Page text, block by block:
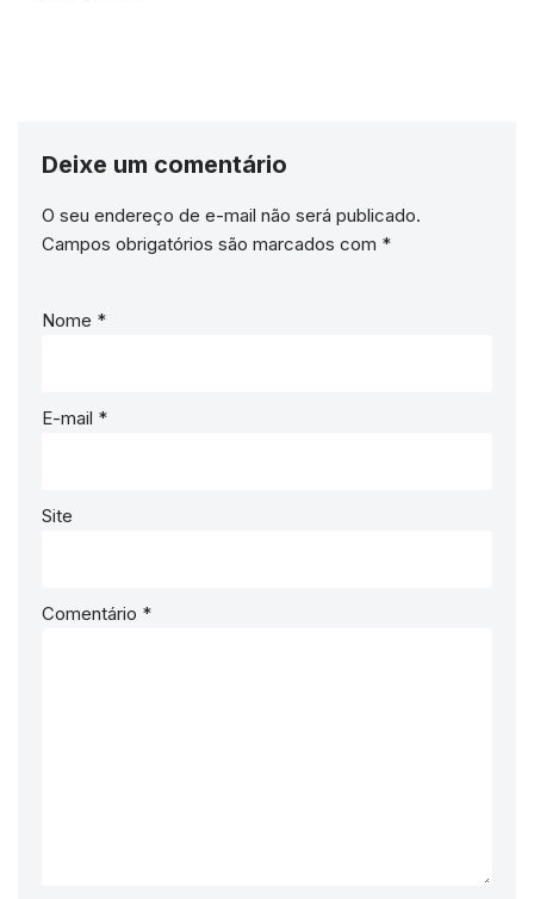
Deixe um comentário
O seu endereço de e-mail não será publicado.
Campos obrigatórios são marcados com *
Nome *
E-mail *
Site
Comentário *